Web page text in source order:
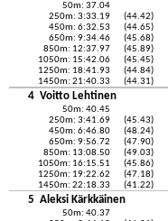
50m: 37.04
250m: 3:33.19
(44.42)
450m: 6:32.53
(44.65)
650m: 9:34.46
(45.68)
850m: 12:37.97
(45.89)
1050m: 15:42.06
(45.45)
1250m: 18:41.93
(44.84)
1450m: 21:40.33
(44.31)
4 Voitto Lehtinen
50m: 40.45
250m: 3:41.69
(45.43)
450m: 6:46.80
(48.24)
650m: 9:56.72
(47.90)
850m: 13:08.50
(49.03)
1050m: 16:15.51
(45.86)
1250m: 19:22.62
(47.18)
1450m: 22:18.33
(41.22)
5 Aleksi Kärkkäinen
50m: 40.37